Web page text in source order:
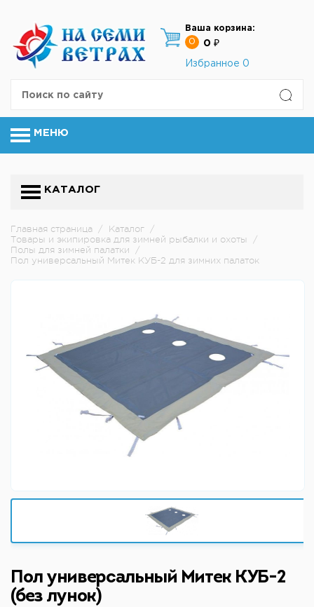
Ваша корзина:
0
0 ₽
Избранное 0
МЕНЮ
КАТАЛОГ
Главная страница / Каталог /
Товары и экипировка для зимней рыбалки и охоты
/
Полы для зимней палатки
/
Пол универсальный Митек КУБ-2 для зимних палаток
Пол универсальный Митек КУБ-2
(без лунок)